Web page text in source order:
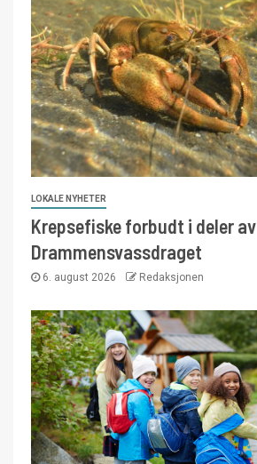
LOKALE NYHETER
Krepsefiske forbudt i deler av
Drammensvassdraget
6. august 2026 Redaksjonen